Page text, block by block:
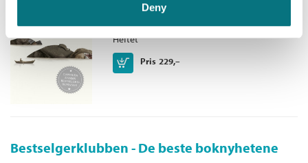
Deny
Barrøy-serien /
Heftet
Pris 229,–
Kjøp
Bestselgerklubben - De beste boknyhetene